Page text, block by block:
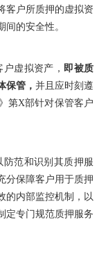
客户所质押的虚拟资
的安全性。
户虚拟资产，即被质
保管， 并且应时刻遵
第X部针对保管客户
范和识别其质押服
分保障客户用于质押
的内部监控机制，以
定专门规范质押服务